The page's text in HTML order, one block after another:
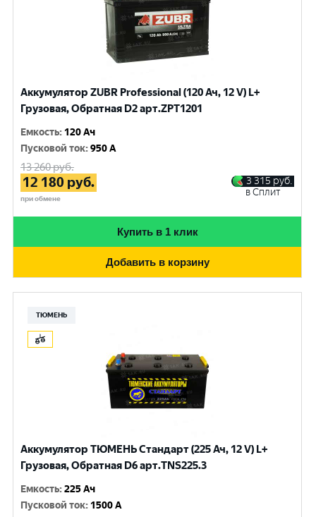
Аккумулятор ZUBR Professional (120 Ач, 12 V) L+
Грузовая, Обратная D2 арт.ZPT1201
Емкость: 120 Ач
Пусковой ток:950 A
13 260руб.
12 180 руб.
при обмене
3 315 руб.
в Сплит
Купить в 1 клик
Добавить в корзину
ТЮМЕНЬ
Аккумулятор ТЮМЕНЬ Стандарт (225 Ач, 12 V) L+
Грузовая, Обратная D6 арт.TNS225.3
Емкость:225 Ач
Пусковой ток: 1500 A